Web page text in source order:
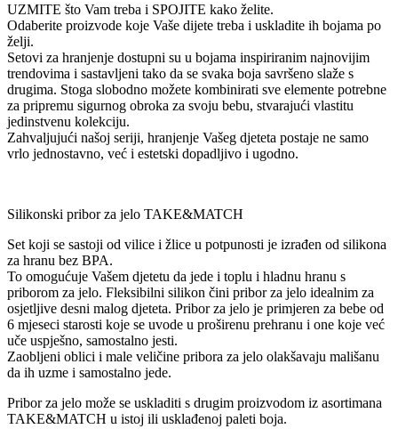
UZMITE što Vam treba i SPOJITE kako želite.
Odaberite proizvode koje Vaše dijete treba i uskladite ih bojama po
želji.
Setovi za hranjenje dostupni su u bojama inspiriranim najnovijim
trendovima i sastavljeni tako da se svaka boja savršeno slaže s
drugima. Stoga slobodno možete kombinirati sve elemente potrebne
za pripremu sigurnog obroka za svoju bebu, stvarajući vlastitu
jedinstvenu kolekciju.
Zahvaljujući našoj seriji, hranjenje Vašeg djeteta postaje ne samo
vrlo jednostavno, već i estetski dopadljivo i ugodno.
Silikonski pribor za jelo TAKE&MATCH
Set koji se sastoji od vilice i žlice u potpunosti je izrađen od silikona
za hranu bez BPA.
To omogućuje Vašem djetetu da jede i toplu i hladnu hranu s
priborom za jelo. Fleksibilni silikon čini pribor za jelo idealnim za
osjetljive desni malog djeteta. Pribor za jelo je primjeren za bebe od
6 mjeseci starosti koje se uvode u proširenu prehranu i one koje već
uče uspješno, samostalno jesti.
Zaobljeni oblici i male veličine pribora za jelo olakšavaju mališanu
da ih uzme i samostalno jede.
Pribor za jelo može se uskladiti s drugim proizvodom iz asortimana
TAKE&MATCH u istoj ili usklađenoj paleti boja.